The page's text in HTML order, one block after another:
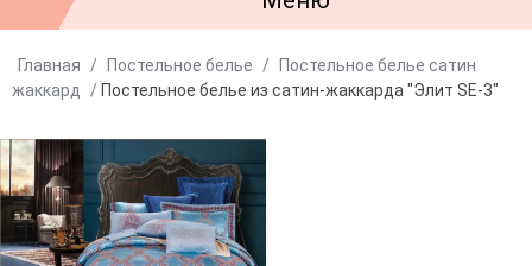
Главная / Постельное белье /
Постельное белье сатин
жаккард
/ Постельное белье из сатин-жаккарда "Элит SE-3"